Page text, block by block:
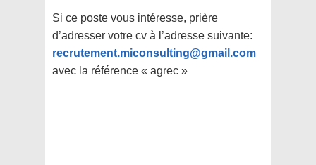
Si ce poste vous intéresse, prière
d’adresser votre cv à l’adresse suivante:
recrutement.miconsulting@gmail.com
avec la référence « agrec »